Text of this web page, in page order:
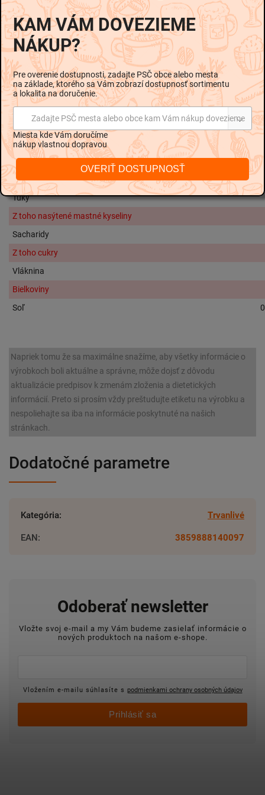
Zloženie:
Sardinky(Sardina pilchardus) - pitvané bez hlavy 65 %,
paradajková omáčka 35 % (voda, paradajkový koncentrát
19 %, sójový olej, cukor, jódovaná soľ (jedlá soľ, jodičnan
draselný), ocot liehový)
Alergény:
Alergény sú v zložení vyznačenéhrubším písmom.
Nutričné hodnoty na 100g:
Energetická hodnota
488 kJ /
Tuky
Z toho nasýtené mastné kyseliny
Sacharidy
Z toho cukry
Vláknina
Bielkoviny
Soľ
Napriek tomu že sa maximálne snažíme, aby všetky informácie o
výrobkoch boli aktuálne a správne, môže dojsť z dôvodu
aktualizácie predpisov k zmenám zloženia a dietetických
informácií. Preto si prosím vždy preštudujte etiketu na výrobku a
nespoliehajte sa iba na informácie poskytnuté na našich
stránkach.
Dodatočné parametre
Kategória: Trvanlivé
EAN: 3859888140097
Odoberať newsletter
Vložte svoj e-mail a my Vám budeme zasielať informácie o
nových produktoch na našom e-shope.
Vložením e-mailu súhlasíte s podmienkami ochrany osobných údajov
Prihlásiť sa
KAM VÁM DOVEZIEME
NÁKUP?
Pre overenie dostupnosti, zadajte PSČ obce alebo mesta
na základe, ktorého sa Vám zobrazí dostupnosť sortimentu
a lokalita na doručenie.
Zadajte PSČ mesta alebo obce kam Vám nákup dovezieme
Miesta kde Vám doručíme
nákup vlastnou dopravou
OVERIŤ DOSTUPNOSŤ